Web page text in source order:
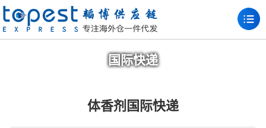
国际快递
体香剂国际快递